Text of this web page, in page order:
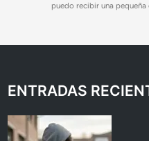
puedo recibir una
ENTRADAS